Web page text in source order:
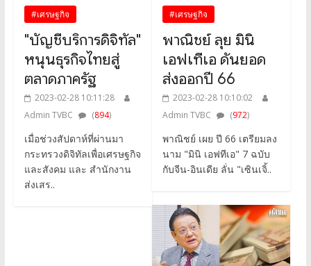
#เศรษฐกิจ
"บัญชีบริการดิจิทัล"
หนุนธุรกิจไทยสู่
ตลาดภาครัฐ
2023-02-28 10:11:28
Admin TVBC
(894)
เมื่อช่วงสัปดาห์ที่ผ่านมา
กระทรวงดิจิทัลเพื่อเศรษฐกิจ
และสังคม และ สำนักงาน
ส่งเสร..
#เศรษฐกิจ
พาณิชย์ ลุย มินิ
เอฟเทีเอ ดันยอด
ส่งออกปี 66
2023-02-28 10:10:02
Admin TVBC
(972)
พาณิชย์ เผย ปี 66 เตรียมลง
นาม "มินิ เอฟทีเอ" 7 ฉบับ
กับจีน-อินเดีย ลั่น "เซินเจิ้..